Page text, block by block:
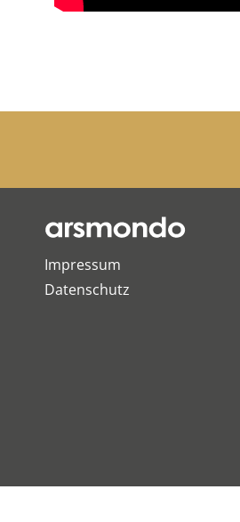
Impressum
Datenschutz